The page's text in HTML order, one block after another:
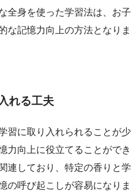
全身を使った学習法は、お子
な記憶力向上の方法となりま
れる工夫
習に取り入れられることが少
力向上に役立てることができ
連しており、特定の香りと学
の呼び起こしが容易になりま